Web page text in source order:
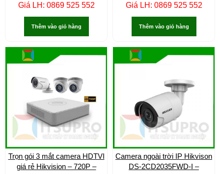
Giá LH: 0869 525 552
Thêm vào giỏ hàng
Giá LH: 0869 525 552
Thêm vào giỏ hàng
Trọn gói 3 mắt camera HDTVI
giá rẻ Hikvision – 720P –
Camera ngoài trời IP Hikvison
DS-2CD2035FWD-I –